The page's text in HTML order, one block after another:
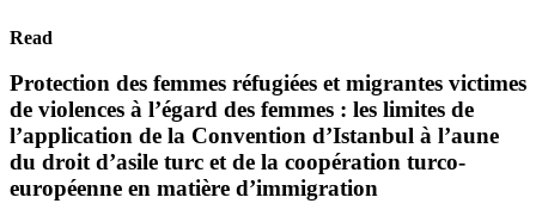
Read
Protection des femmes réfugiées et migrantes victimes
de violences à l’égard des femmes : les limites de
l’application de la Convention d’Istanbul à l’aune
du droit d’asile turc et de la coopération turco-
européenne en matière d’immigration